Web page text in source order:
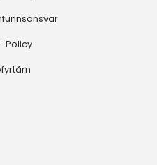
Policy